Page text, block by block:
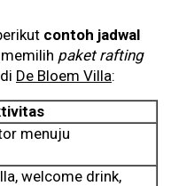
contoh jadwal
paket rafting
De Bloem Villa:
menuju
welcome drink,